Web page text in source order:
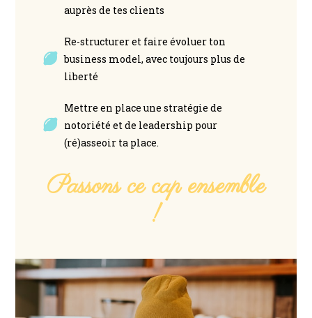
auprès de tes clients
Re-structurer et faire évoluer ton
business model, avec toujours plus de
liberté
Mettre en place une stratégie de
notoriété et de leadership pour
(ré)asseoir ta place.
Passons ce cap ensemble
!